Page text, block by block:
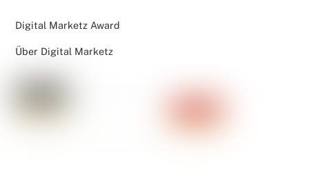
Digital Marketz Award
Über Digital Marketz